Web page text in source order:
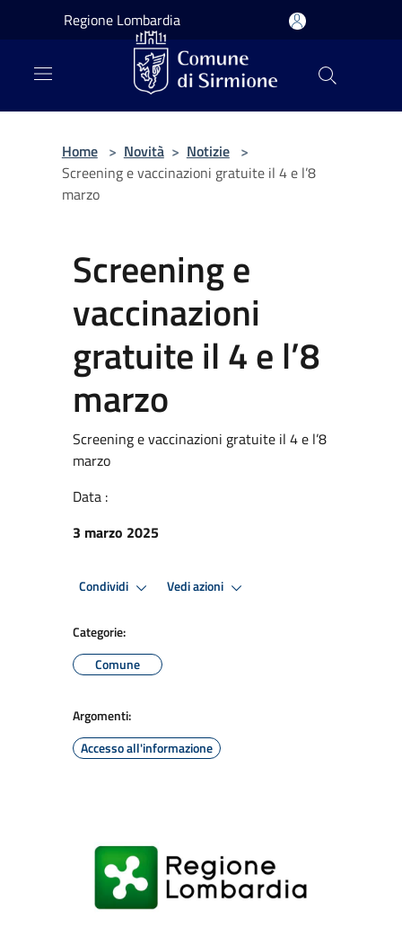
Salta al contenuto principale
Regione Lombardia
Home > Novità > Notizie >
Screening e vaccinazioni gratuite il 4 e l’8
marzo
Screening e
vaccinazioni
gratuite il 4 e l’8
marzo
Screening e vaccinazioni gratuite il 4 e l’8
marzo
Data :
3 marzo 2025
Condividi Vedi azioni
Categorie:
Comune
Argomenti:
Accesso all'informazione